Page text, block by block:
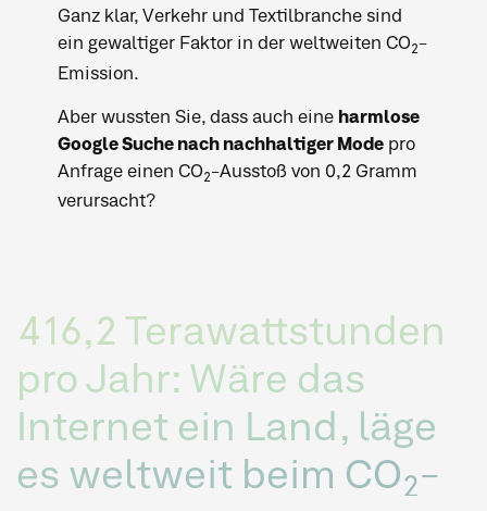
Ganz klar, Verkehr und Textilbranche sind
ein gewaltiger Faktor in der weltweiten CO2-
Emission.
Aber wussten Sie, dass auch eine harmlose
Google Suche nach nachhaltiger Modepro
Anfrage einen CO2-Ausstoß von 0,2 Gramm
verursacht?
416,2 Terawattstunden
pro Jahr: Wäre das
Internet ein Land, läge
es weltweit beim CO2-